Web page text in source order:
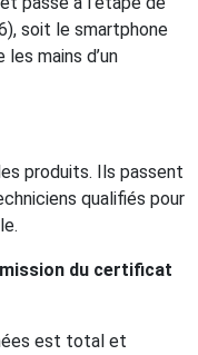
soit le smartphone
mains d’un
produits. Ils passent
qualifiés pour
du certificat
est total et